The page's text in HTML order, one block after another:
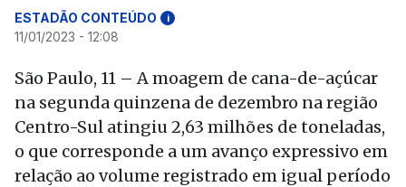
ESTADÃO CONTEÚDO i
11/01/2023 - 12:08
São Paulo, 11 – A moagem de cana-de-açúcar
na segunda quinzena de dezembro na região
Centro-Sul atingiu 2,63 milhões de toneladas,
o que corresponde a um avanço expressivo em
relação ao volume registrado em igual período